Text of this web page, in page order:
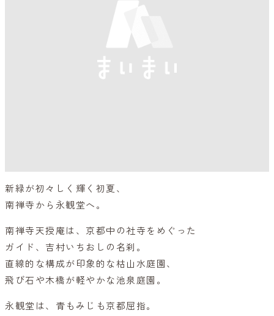
新緑が初々しく輝く初夏、
南禅寺から永観堂へ。
南禅寺天授庵は、京都中の社寺をめぐった
ガイド、吉村いちおしの名刹。
直線的な構成が印象的な枯山水庭園、
飛び石や木橋が軽やかな池泉庭園。
永観堂は、青もみじも京都屈指。